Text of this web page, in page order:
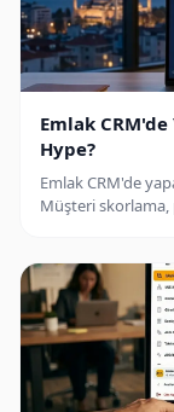
Emlak
Hype?
Emlak CRM'de
Müşteri